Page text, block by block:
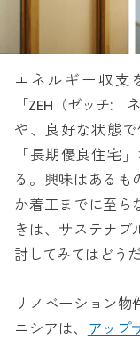
エネルギー収支
「ZEH（ゼッチ:
や、良好な状態
「長期優良住宅
る。興味はあるも
か着工までに至ら
きは、サステナブ
討してみてはどうだ
リノベーション
ニシアは、 アップ